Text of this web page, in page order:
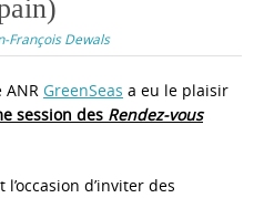
François Dewals
ANR GreenSeas a eu le plaisir
session des Rendez-vous
d’inviter des